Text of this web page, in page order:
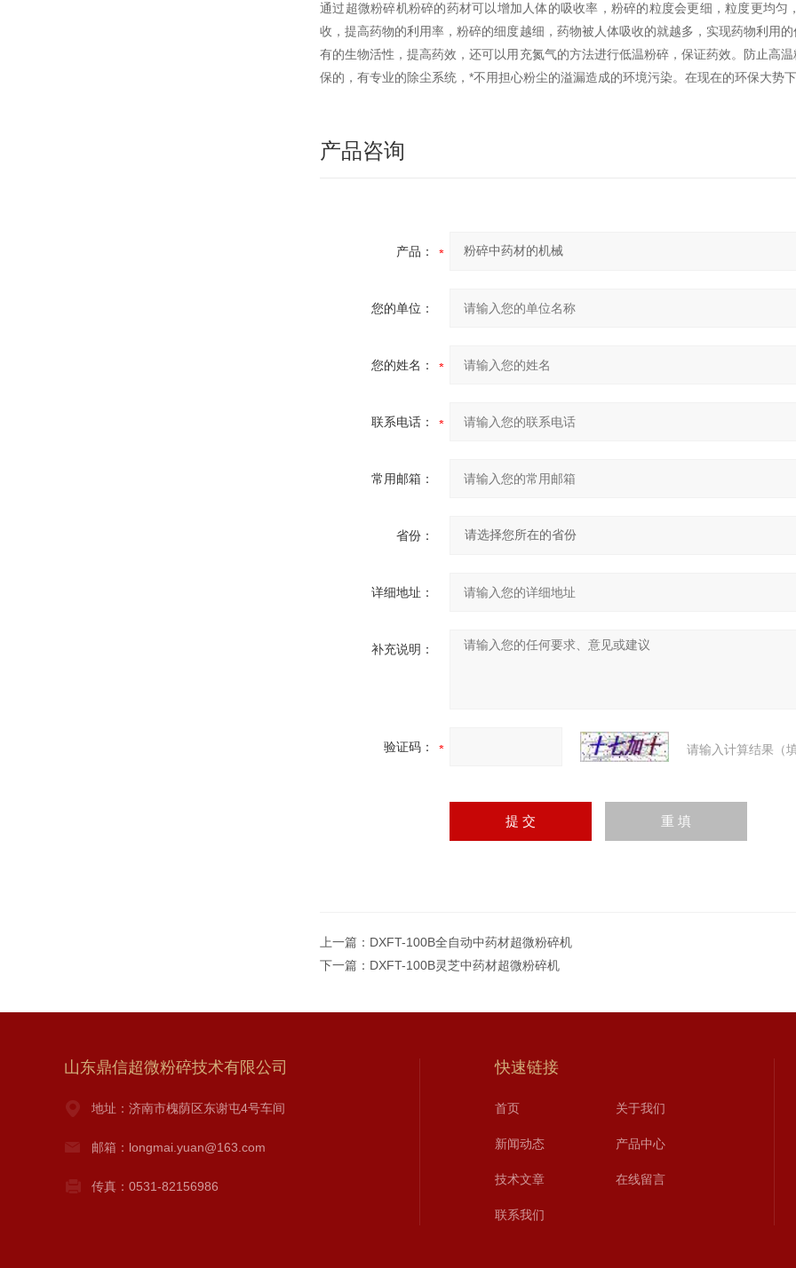
通过超微粉碎机粉碎的药材可以增加人体的吸收率，粉碎的粒度会更细，粒度更均
收，提高药物的利用率，粉碎的细度越细，药物被人体吸收的就越多，实现药物利用
有的生物活性，提高药效，还可以用充氮气的方法进行低温粉碎，保证药效。防止高
保的，有专业的除尘系统，*不用担心粉尘的溢漏造成的环境污染。在现在的环保大势
产品咨询
产品：
您的单位：
您的姓名：
联系电话：
常用邮箱：
省份：
详细地址：
补充说明：
验证码： 请输入计算结果（
上一篇： DXFT-100B全自动中药材超微粉碎机
下一篇： DXFT-100B灵芝中药材超微粉碎机
山东鼎信超微粉碎技术有限公司
地址：济南市槐荫区东谢屯4号车间
邮箱：longmai.yuan@163.com
传真：0531-82156986
快速链接
首页 关于我们
新闻动态 产品中心
技术文章 在线留言
联系我们